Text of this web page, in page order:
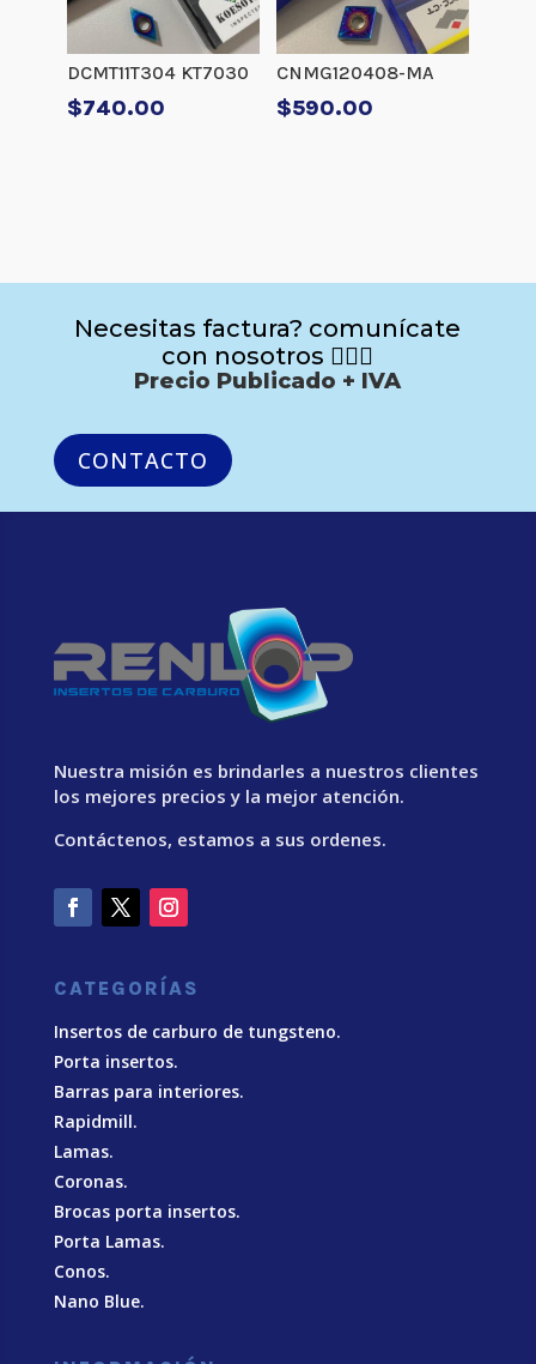
DCMT11T304 KT7030
$740.00
CNMG120408-MA
$590.00
Necesitas factura? comunícate
con nosotros 🙋🏻‍♂️
Precio Publicado + IVA
CONTACTO
Nuestra misión es brindarles a nuestros clientes
los mejores precios y la mejor atención.
Contáctenos, estamos a sus ordenes.
CATEGORÍAS
Insertos de carburo de tungsteno.
Porta insertos.
Barras para interiores.
Rapidmill.
Lamas.
Coronas.
Brocas porta insertos.
Porta Lamas.
Conos.
Nano Blue.